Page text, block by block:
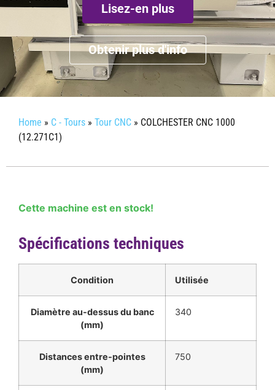
Lisez-en plus
Obtenir plus d'info
Home » C - Tours » Tour CNC » COLCHESTER CNC 1000
(12.271C1)
Cette machine est en stock!
Spécifications techniques
Condition Utilisée
Diamètre au-dessus du banc
(mm)
340
Distances entre-pointes
(mm)
750